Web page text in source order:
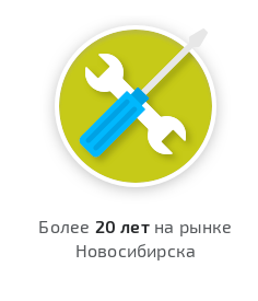
Более 20 летна рынке
Новосибирска